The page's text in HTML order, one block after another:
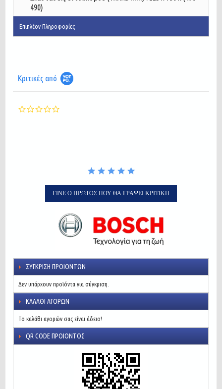
490)
Επιπλέον Πληροφορίες
Κριτικές από
ΓΊΝΕ Ο ΠΡΏΤΟΣ ΠΟΥ ΘΑ ΓΡΆΨΕΙ ΚΡΙΤΙΚΉ
ΣΎΓΚΡΙΣΗ ΠΡΟΙΌΝΤΩΝ
Δεν υπάρχουν προϊόντα για σύγκριση.
ΚΑΛΆΘΙ ΑΓΟΡΏΝ
Το καλάθι αγορών σας είναι άδειο!
QR CODE ΠΡΟΙΌΝΤΟΣ